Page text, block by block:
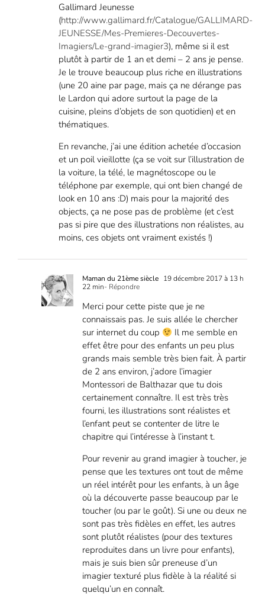
Gallimard Jeunesse
(http://www.gallimard.fr/Catalogue/GALLIMARD-
JEUNESSE/Mes-Premieres-Decouvertes-
Imagiers/Le-grand-imagier3), même si il est
plutôt à partir de 1 an et demi – 2 ans je pense.
Je le trouve beaucoup plus riche en illustrations
(une 20 aine par page, mais ça ne dérange pas
le Lardon qui adore surtout la page de la
cuisine, pleins d’objets de son quotidien) et en
thématiques.
En revanche, j’ai une édition achetée d’occasion
et un poil vieillotte (ça se voit sur l’illustration de
la voiture, la télé, le magnétoscope ou le
téléphone par exemple, qui ont bien changé de
look en 10 ans :D) mais pour la majorité des
objects, ça ne pose pas de problème (et c’est
pas si pire que des illustrations non réalistes, au
moins, ces objets ont vraiment existés !)
Maman du 21ème siècle 19 décembre 2017 à 13 h
22 min- Répondre
Merci pour cette piste que je ne
connaissais pas. Je suis allée le chercher
sur internet du coup
Il me semble en
effet être pour des enfants un peu plus
grands mais semble très bien fait. À partir
de 2 ans environ, j’adore l’imagier
Montessori de Balthazar que tu dois
certainement connaître. Il est très très
fourni, les illustrations sont réalistes et
l’enfant peut se contenter de litre le
chapitre qui l’intéresse à l’instant t.
Pour revenir au grand imagier à toucher, je
pense que les textures ont tout de même
un réel intérêt pour les enfants, à un âge
où la découverte passe beaucoup par le
toucher (ou par le goût). Si une ou deux ne
sont pas très fidèles en effet, les autres
sont plutôt réalistes (pour des textures
reproduites dans un livre pour enfants),
mais je suis bien sûr preneuse d’un
imagier texturé plus fidèle à la réalité si
quelqu’un en connaît.